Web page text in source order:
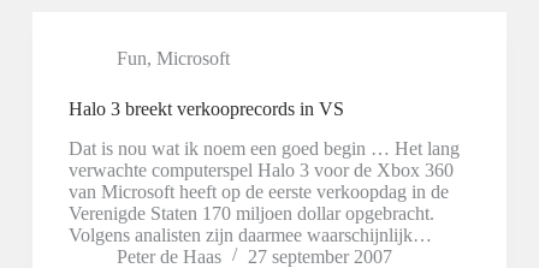
Fun, Microsoft
Halo 3 breekt verkooprecords in VS
Dat is nou wat ik noem een goed begin … Het lang
verwachte computerspel Halo 3 voor de Xbox 360
van Microsoft heeft op de eerste verkoopdag in de
Verenigde Staten 170 miljoen dollar opgebracht.
Volgens analisten zijn daarmee waarschijnlijk…
Peter de Haas
27 september 2007